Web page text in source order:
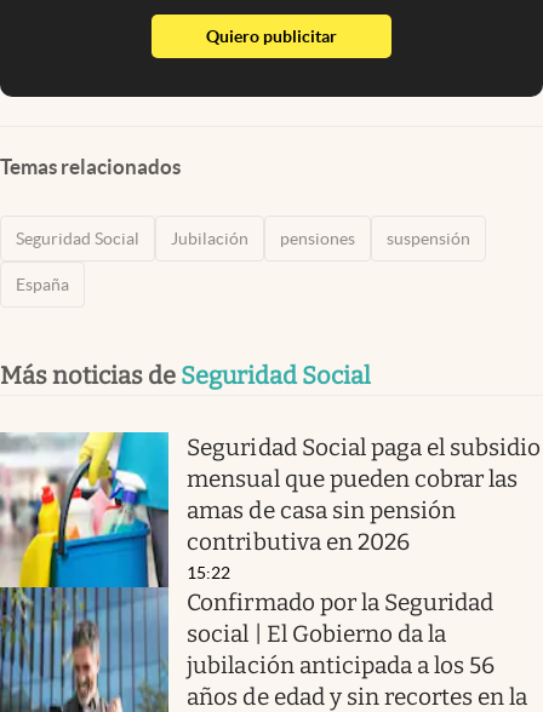
Quiero publicitarabre en nueva pestaña
Temas relacionados
Seguridad Social Jubilación pensiones suspensión
España
Más noticias de Seguridad Social
Seguridad Social paga el subsidio
mensual que pueden cobrar las
amas de casa sin pensión
contributiva en 2026
15:22
Confirmado por la Seguridad
social | El Gobierno da la
jubilación anticipada a los 56
años de edad y sin recortes en la